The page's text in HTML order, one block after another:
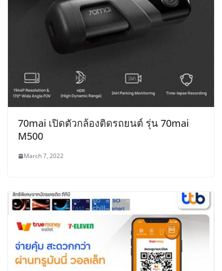
70mai เปิดตัวกล้องติดรถยนต์ รุ่น 70mai
M500
March 7, 2022